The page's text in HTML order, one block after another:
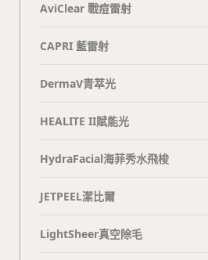
AviClear 戰痘雷射
CAPRI 藍雷射
DermaV青萃光
HEALITE II賦能光
HydraFacial海菲秀水飛梭
JETPEEL潔比爾
LightSheer真空除毛